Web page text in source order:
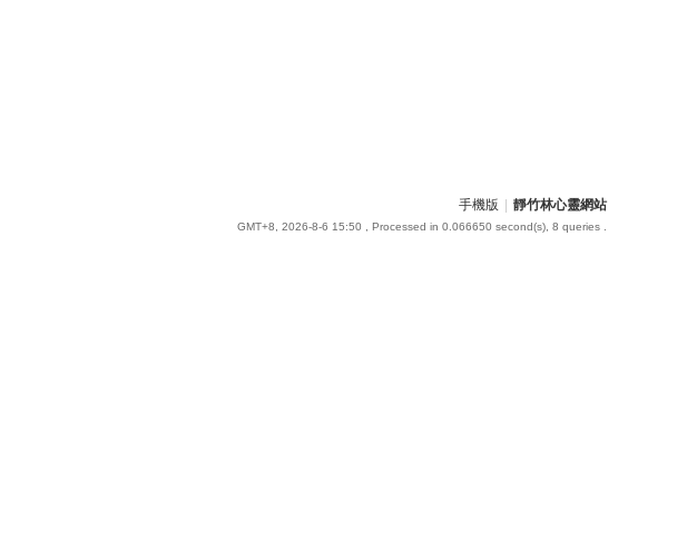
手機版 靜竹林心靈網站
GMT+8, 2026-8-6 15:50 , Processed in 0.066650 second(s), 8 queries .